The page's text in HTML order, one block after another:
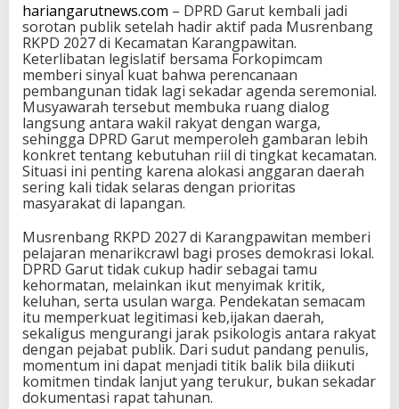
hariangarutnews.com – DPRD Garut kembali jadi
sorotan publik setelah hadir aktif pada Musrenbang
RKPD 2027 di Kecamatan Karangpawitan.
Keterlibatan legislatif bersama Forkopimcam
memberi sinyal kuat bahwa perencanaan
pembangunan tidak lagi sekadar agenda seremonial.
Musyawarah tersebut membuka ruang dialog
langsung antara wakil rakyat dengan warga,
sehingga DPRD Garut memperoleh gambaran lebih
konkret tentang kebutuhan riil di tingkat kecamatan.
Situasi ini penting karena alokasi anggaran daerah
sering kali tidak selaras dengan prioritas
masyarakat di lapangan.
Musrenbang RKPD 2027 di Karangpawitan memberi
pelajaran menarikcrawl bagi proses demokrasi lokal.
DPRD Garut tidak cukup hadir sebagai tamu
kehormatan, melainkan ikut menyimak kritik,
keluhan, serta usulan warga. Pendekatan semacam
itu memperkuat legitimasi keb,ijakan daerah,
sekaligus mengurangi jarak psikologis antara rakyat
dengan pejabat publik. Dari sudut pandang penulis,
momentum ini dapat menjadi titik balik bila diikuti
komitmen tindak lanjut yang terukur, bukan sekadar
dokumentasi rapat tahunan.